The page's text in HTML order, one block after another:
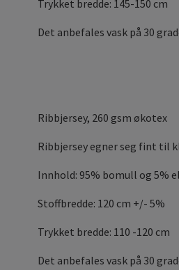
Trykket bredde: 145-150 cm
Det anbefales vask på 30
Ribbjersey, 260 gsm økotex
Ribbjersey egner seg fint til
Innhold: 95% bomull og 5%
Stoffbredde: 120 cm +/- 5%
Trykket bredde: 110 -120 cm
Det anbefales vask på 30